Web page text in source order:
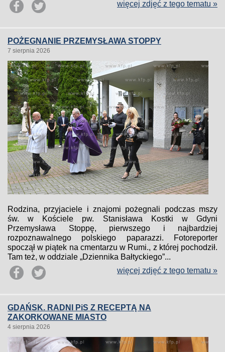
więcej zdjęć z tego tematu »
POŻEGNANIE PRZEMYSŁAWA STOPPY
7 sierpnia 2026
Rodzina, przyjaciele i znajomi pożegnali podczas mszy
św. w Kościele pw. Stanisława Kostki w Gdyni
Przemysława Stoppę, pierwszego i najbardziej
rozpoznawalnego polskiego paparazzi. Fotoreporter
spoczął w piątek na cmentarzu w Rumi., z której pochodził.
Tam też, w oddziale „Dziennika Bałtyckiego”...
więcej zdjęć z tego tematu »
GDAŃSK. RADNI PiS Z RECEPTĄ NA
ZAKORKOWANE MIASTO
4 sierpnia 2026